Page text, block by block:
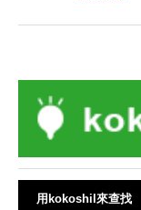
用kokoshil來查找